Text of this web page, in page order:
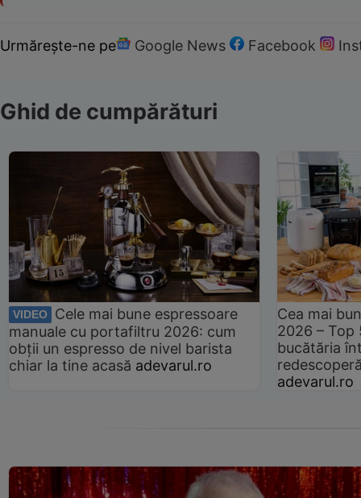
Urmărește-ne pe Google News Facebook
Ghid de cumpărături
VIDEO
Cele mai bune espressoare
manuale cu portafiltru 2026: cum
obții un espresso de nivel barista
chiar la tine acasă adevarul.ro
Cea mai
2026 –
bucătăria
adevarul.ro